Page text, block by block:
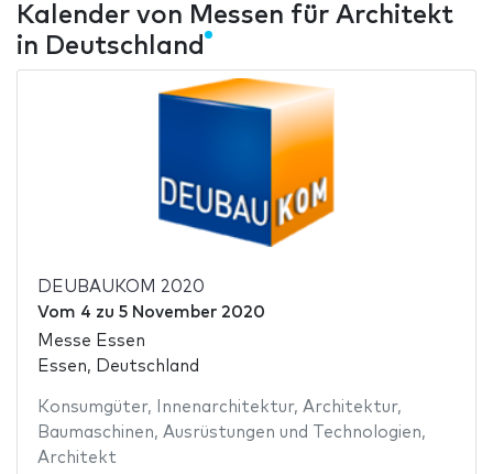
Kalender von Messen für Architekt
in Deutschland
DEUBAUKOM 2020
Vom 4 zu 5 November 2020
Messe Essen
Essen, Deutschland
Konsumgüter, Innenarchitektur, Architektur,
Baumaschinen, Ausrüstungen und Technologien,
Architekt